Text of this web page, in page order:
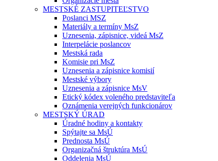
MESTSKÉ ZASTUPITEĽSTVO
Poslanci MSZ
Materiály a termíny MsZ
Uznesenia, zápisnice, videá MsZ
Interpelácie poslancov
Mestská rada
Komisie pri MsZ
Uznesenia a zápisnice komisií
Mestské výbory
Uznesenia a zápisnice MsV
Etický kódex voleného predstaviteľa
Oznámenia verejných funkcionárov
MESTSKÝ ÚRAD
Úradné hodiny a kontakty
Spýtajte sa MsÚ
Prednosta MsÚ
Organizačná štruktúra MsÚ
Oddelenia MsÚ